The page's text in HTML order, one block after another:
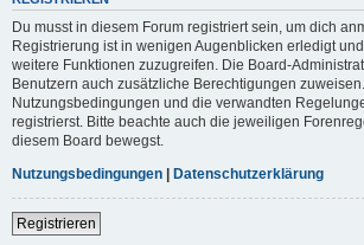
Du musst in diesem Forum registriert sein, um dich
Registrierung ist in wenigen Augenblicken erledigt
weitere Funktionen zuzugreifen. Die Board-
Benutzern auch zusätzliche Berechtigungen
Nutzungsbedingungen und die verwandten
registrierst. Bitte beachte auch die jeweiligen
diesem Board bewegst.
Nutzungsbedingungen | Datenschutzerklärung
Registrieren